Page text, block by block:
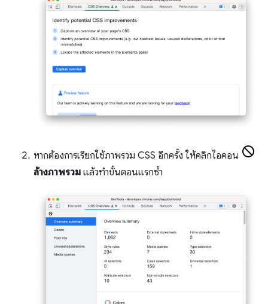
หากต้องการเรียกใช้ภาพรวม CSS อีกครั้ง ให้คลิกไอคอน
ล้างภาพรวม แล้วทําขั้นตอนแรกซ้ำ